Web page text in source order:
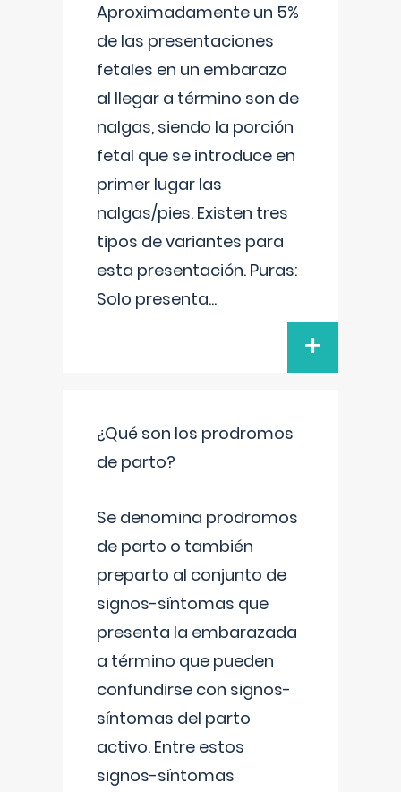
Aproximadamente un 5%
de las presentaciones
fetales en un embarazo
al llegar a término son de
nalgas, siendo la porción
fetal que se introduce en
primer lugar las
nalgas/pies. Existen tres
tipos de variantes para
esta presentación. Puras:
Solo presenta...
+
¿Qué son los prodromos
de parto?
Se denomina prodromos
de parto o también
preparto al conjunto de
signos-síntomas que
presenta la embarazada
a término que pueden
confundirse con signos-
síntomas del parto
activo. Entre estos
signos-síntomas